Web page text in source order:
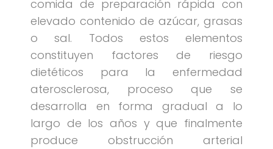
comida de preparación rápida con
elevado contenido de azúcar, grasas
o sal. Todos estos elementos
constituyen factores de riesgo
dietéticos para la enfermedad
aterosclerosa, proceso que se
desarrolla en forma gradual a lo
largo de los años y que finalmente
produce obstrucción arterial